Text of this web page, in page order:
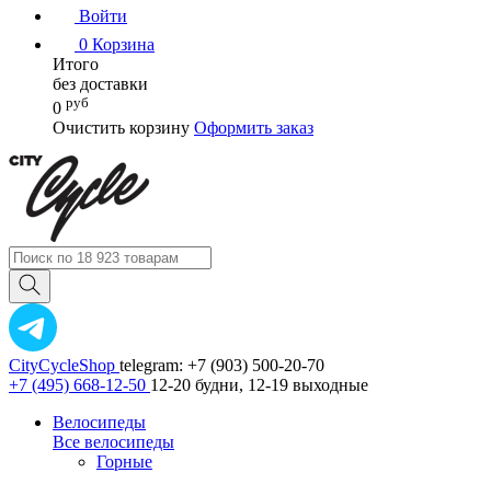
Войти
0 Корзина
Итого
без доставки
0 руб
Очистить корзину Оформить заказ
CityCycleShop telegram: +7 (903) 500-20-70
+7 (495) 668-12-50 12-20 будни, 12-19 выходные
Велосипеды
Все велосипеды
Горные